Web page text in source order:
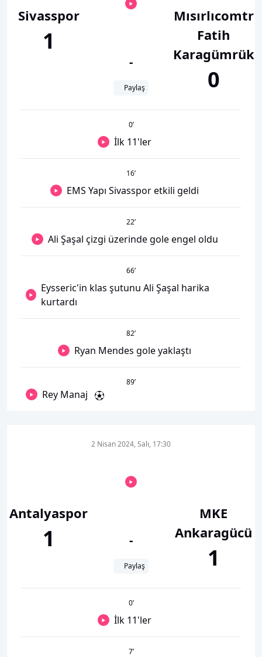
Sivasspor
1
-
Paylaş
Mısırlıcomtr
Fatih
Karagümrük
0
0’
İlk 11'ler
16’
EMS Yapı Sivasspor etkili geldi
22’
Ali Şaşal çizgi üzerinde gole engel oldu
66’
Eysseric'in klas şutunu Ali Şaşal harika
kurtardı
82’
Ryan Mendes gole yaklaştı
89’
Rey Manaj
Antalyaspor
1
2 Nisan 2024, Salı, 17:30
-
Paylaş
MKE
Ankaragücü
1
0’
İlk 11'ler
7’